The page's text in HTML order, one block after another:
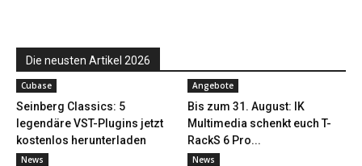
Die neusten Artikel 2026
Cubase
Seinberg Classics: 5
legendäre VST-Plugins jetzt
kostenlos herunterladen
Angebote
Bis zum 31. August: IK
Multimedia schenkt euch T-
RackS 6 Pro...
News News